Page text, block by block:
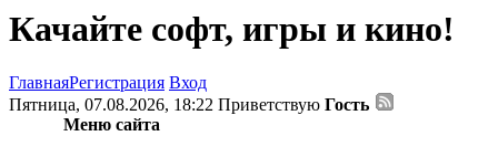
Качайте софт, игры и кино!
ГлавнаяРегистрация Вход
Пятница, 07.08.2026, 18:22 Приветствую Гость
Меню сайта